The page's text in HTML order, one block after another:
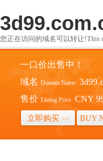
您正在访问的域名可以转让!This
一口价出售中！
域名 Domain Name:
售价 Listing Price: CNY
立即购买 >> BUY